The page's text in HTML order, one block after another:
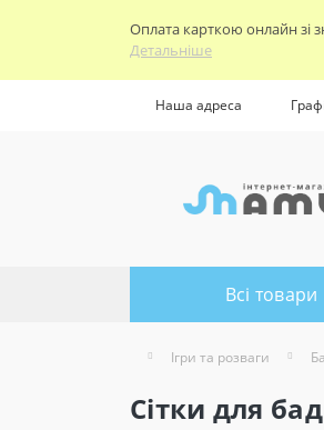
Оплата карткою онлайн зі
Детальніше
Наша адреса
Всі товари
Ігри та розваги
Сітки для